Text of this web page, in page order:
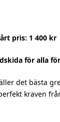
pris: 1 400 kr
för alla
det bästa
kraven